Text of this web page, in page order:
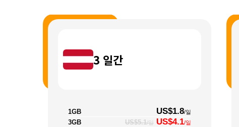
3 일간
1GB US$1.8/일
3GB US$5.1/일 US$4.1/일